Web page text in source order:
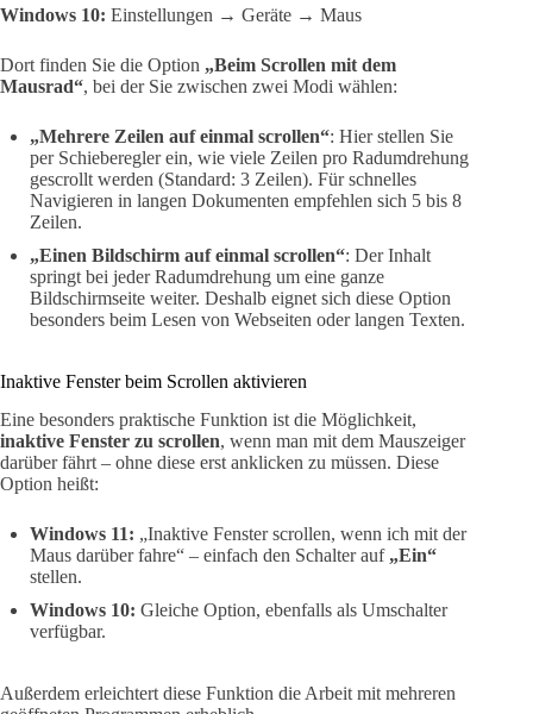
Windows 10: Einstellungen → Geräte → Maus
Dort finden Sie die Option „Beim Scrollen mit dem
Mausrad“, bei der Sie zwischen zwei Modi wählen:
„Mehrere Zeilen auf einmal scrollen“: Hier stellen Sie
per Schieberegler ein, wie viele Zeilen pro Radumdrehung
gescrollt werden (Standard: 3 Zeilen). Für schnelles
Navigieren in langen Dokumenten empfehlen sich 5 bis 8
Zeilen.
„Einen Bildschirm auf einmal scrollen“: Der Inhalt
springt bei jeder Radumdrehung um eine ganze
Bildschirmseite weiter. Deshalb eignet sich diese Option
besonders beim Lesen von Webseiten oder langen Texten.
Inaktive Fenster beim Scrollen aktivieren
Eine besonders praktische Funktion ist die Möglichkeit,
inaktive Fenster zu scrollen, wenn man mit dem Mauszeiger
darüber fährt – ohne diese erst anklicken zu müssen. Diese
Option heißt:
Windows 11: „Inaktive Fenster scrollen, wenn ich mit der
Maus darüber fahre“ – einfach den Schalter auf „Ein“
stellen.
Windows 10: Gleiche Option, ebenfalls als Umschalter
verfügbar.
Außerdem erleichtert diese Funktion die Arbeit mit mehreren